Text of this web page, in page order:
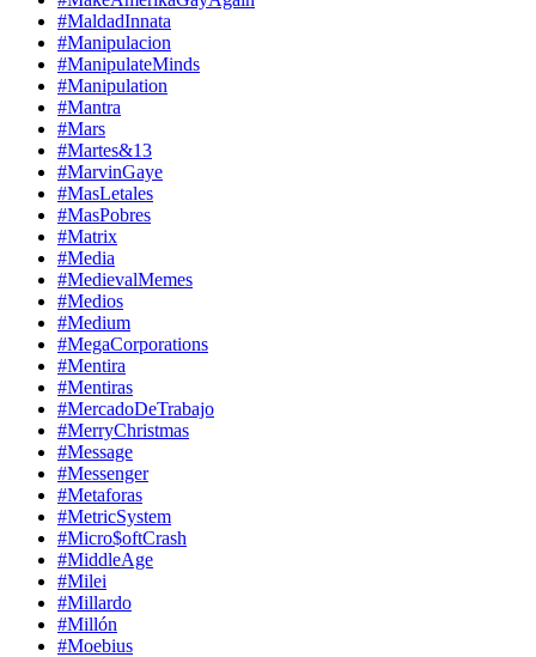
#MaldadInnata
#Manipulacion
#ManipulateMinds
#Manipulation
#Mantra
#Mars
#Martes&13
#MarvinGaye
#MasLetales
#MasPobres
#Matrix
#Media
#MedievalMemes
#Medios
#Medium
#MegaCorporations
#Mentira
#Mentiras
#MercadoDeTrabajo
#MerryChristmas
#Message
#Messenger
#Metaforas
#MetricSystem
#Micro$oftCrash
#MiddleAge
#Milei
#Millardo
#Millón
#Moebius